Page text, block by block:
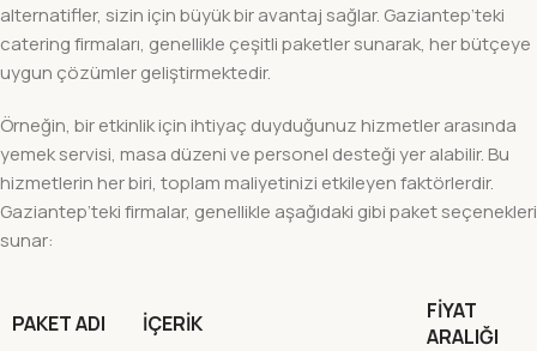
alternatifler, sizin için büyük bir avantaj sağlar. Gaziantep’teki
catering firmaları, genellikle çeşitli paketler sunarak, her bütçeye
uygun çözümler geliştirmektedir.
Örneğin, bir etkinlik için ihtiyaç duyduğunuz hizmetler arasında
yemek servisi, masa düzeni ve personel desteği yer alabilir. Bu
hizmetlerin her biri, toplam maliyetinizi etkileyen faktörlerdir.
Gaziantep’teki firmalar, genellikle aşağıdaki gibi paket seçenekleri
sunar:
PAKET ADI İÇERIK
FIYAT
ARALIĞI